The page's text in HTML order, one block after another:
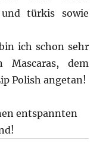
türkis sowie
ich schon sehr
dem
Polish angetan!
entspannten